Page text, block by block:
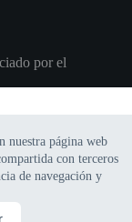
nuestra página web
con terceros
de navegación y
por el